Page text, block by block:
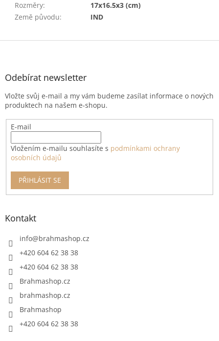
Rozměry:
17x16.5x3 (cm)
Země původu: IND
Z
Odebírat newsletter
Vložte svůj e-mail a my vám budeme zasílat informace o nových
produktech na našem e-shopu.
E-mail
Vložením e-mailu souhlasíte s podmínkami ochrany
osobních údajů
PŘIHLÁSIT SE
Kontakt
info@brahmashop.cz
+420 604 62 38 38
+420 604 62 38 38
Brahmashop.cz
brahmashop.cz
Brahmashop
+420 604 62 38 38